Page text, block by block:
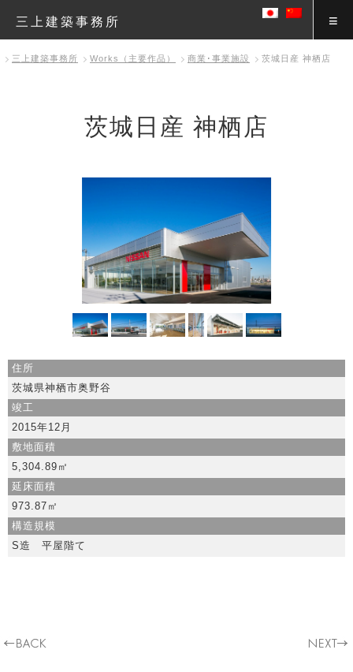
三上建築事務所
三上建築事務所 Works（主要作品） 商業･事業施設 茨城日産 神栖店
茨城日産 神栖店
住所
茨城県神栖市奥野谷
竣工
2015年12月
敷地面積
5,304.89㎡
延床面積
973.87㎡
構造規模
S造 平屋階て